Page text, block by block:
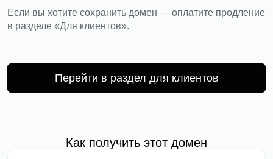
Если вы хотите сохранить домен — оплатите продление
в разделе «Для клиентов».
Перейти в раздел для клиентов
Как получить этот домен